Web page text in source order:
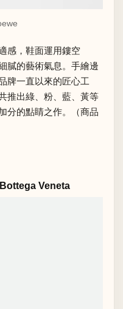
感，鞋面運用鏤空
膩的藝術氣息。手繪邊
牌一直以來的匠心工
推出綠、粉、藍、黃等
分的點睛之作。（商品
Veneta